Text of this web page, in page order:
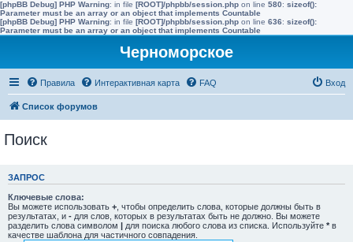
[phpBB Debug] PHP Warning: in file [ROOT]/phpbb/session.php on line 580: sizeof():
Parameter must be an array or an object that implements Countable
[phpBB Debug] PHP Warning: in file [ROOT]/phpbb/session.php on line 636: sizeof():
Parameter must be an array or an object that implements Countable
Черноморское
Правила Интерактивная карта FAQ Вход
Список форумов
Поиск
ЗАПРОС
Ключевые слова:
Вы можете использовать + , чтобы определить слова, которые должны быть в
результатах, и - для слов, которых в результатах быть не должно. Вы можете
разделить слова символом | для поиска любого слова из списка. Используйте * в
качестве шаблона для частичного совпадения.